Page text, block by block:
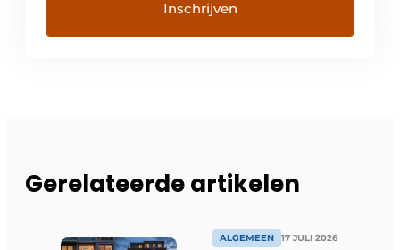
Gerelateerde artikelen
ALGEMEEN 17 JULI 2026